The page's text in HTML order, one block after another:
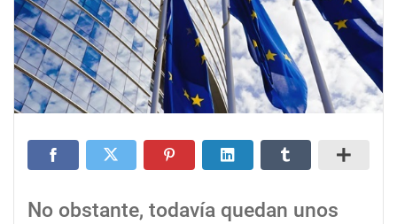
No obstante, todavía quedan unos